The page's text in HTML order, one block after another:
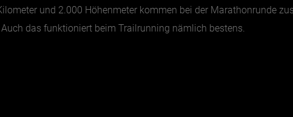
und 2.000 Höhenmeter kommen bei der Marathonrunde
das funktioniert beim Trailrunning nämlich bestens.